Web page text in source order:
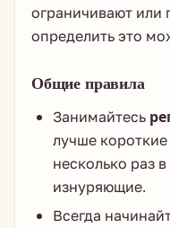
ограничивают или
определить это
Общие правила
Занимайтесь
лучше
несколько раз
изнуряющие.
Всегда